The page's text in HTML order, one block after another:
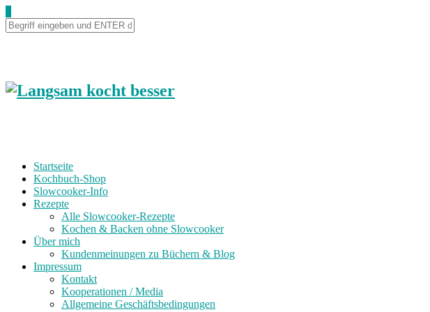
Startseite
Kochbuch-Shop
Slowcooker-Info
Rezepte
Alle Slowcooker-Rezepte
Kochen & Backen ohne Slowcooker
Über mich
Kundenmeinungen zu Büchern & Blog
Impressum
Kontakt
Kooperationen / Media
Allgemeine Geschäftsbedingungen